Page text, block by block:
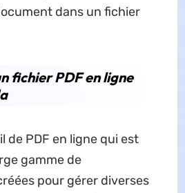
dans un fichier
fichier PDF en ligne
de PDF en ligne qui est
gamme de
pour gérer diverses